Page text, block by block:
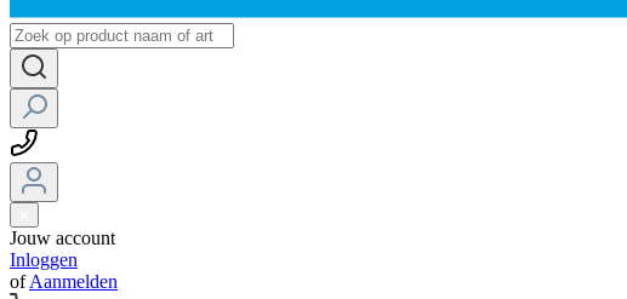
Jouw account
Inloggen
ofAanmelden